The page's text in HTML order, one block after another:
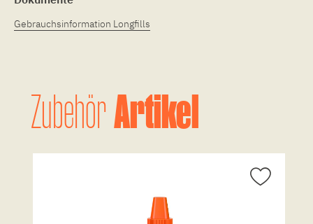
Gebrauchsinformation Longfills
ZubehörArtikel